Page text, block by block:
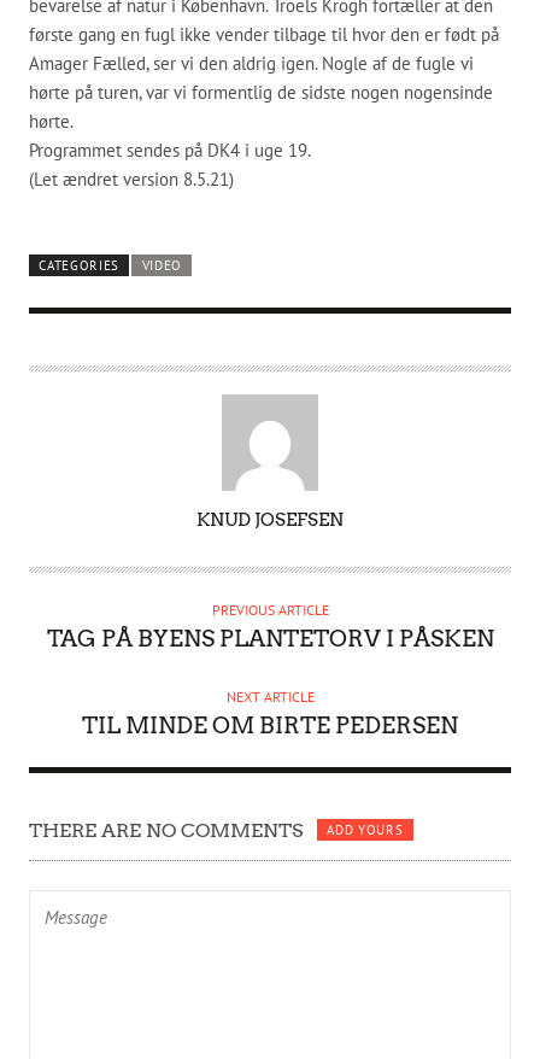
bevarelse af natur i København. Troels Krogh fortæller at den
første gang en fugl ikke vender tilbage til hvor den er født på
Amager Fælled, ser vi den aldrig igen. Nogle af de fugle vi
hørte på turen, var vi formentlig de sidste nogen nogensinde
hørte.
Programmet sendes på DK4 i uge 19.
(Let ændret version 8.5.21)
CATEGORIES VIDEO
T
KNUD JOSEFSEN
PREVIOUS ARTICLE
TAG PÅ BYENS PLANTETORV I PÅSKEN
NEXT ARTICLE
TIL MINDE OM BIRTE PEDERSEN
THERE ARE NO COMMENTS ADD YOURS